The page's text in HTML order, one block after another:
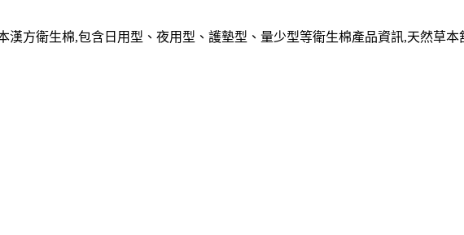
漢方衛生棉,包含日用型、夜用型、護墊型、量少型等衛生棉產品資訊,天然草本